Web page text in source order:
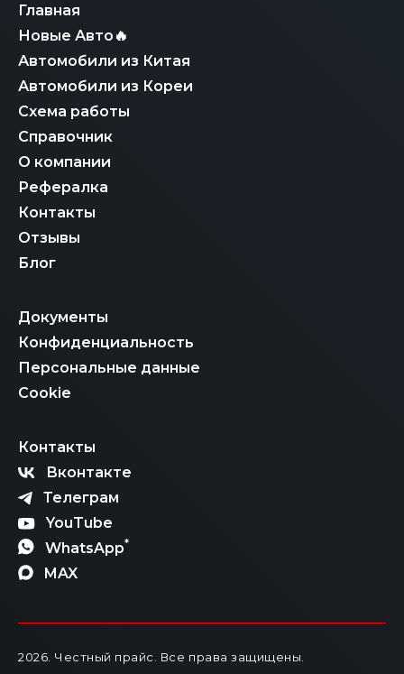
Главная
Новые Авто🔥
Автомобили из Китая
Автомобили из Кореи
Схема работы
Справочник
О компании
Рефералка
Контакты
Отзывы
Блог
Документы
Конфиденциальность
Персональные данные
Cookie
Контакты
Вконтакте
Телеграм
YouTube
WhatsApp*
MAX
2026 . Честный прайс. Все права защищены.